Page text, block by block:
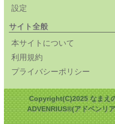
設定
サイト全般
本サイトについて
利用規約
プライバシーポリシー
Copyright(C)2025 なまえ
ADVENRIUS®(アドベン